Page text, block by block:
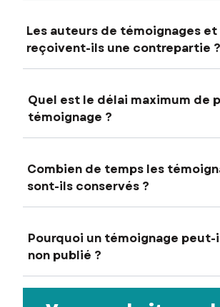
Les auteurs de témoignages et
reçoivent-ils une contrepartie ?
Quel est le délai maximum de
témoignage ?
Combien de temps les
sont-ils conservés ?
Pourquoi un témoignage
non publié ?